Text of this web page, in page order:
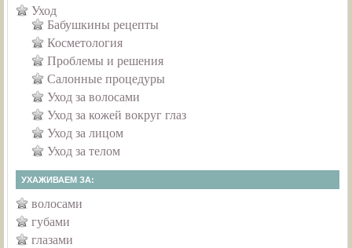
Уход
Бабушкины рецепты
Косметология
Проблемы и решения
Салонные процедуры
Уход за волосами
Уход за кожей вокруг глаз
Уход за лицом
Уход за телом
УХАЖИВАЕМ ЗА:
волосами
губами
глазами